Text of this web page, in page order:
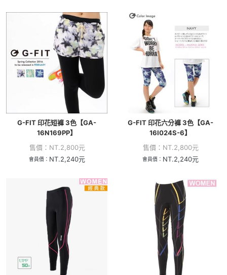
G-FIT 印花短褲 3色【GA-
16N169PP】
售價： NT.2,800元
會員價： NT.2,240元
G-FIT 印花六分褲 3色【GA-
16I024S-6】
售價： NT.2,800元
會員價： NT.2,240元